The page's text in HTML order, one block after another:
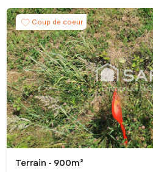
Coup de coeur
Terrain - 900m²